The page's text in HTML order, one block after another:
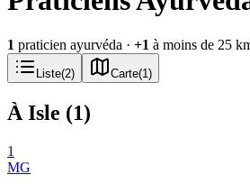
1 praticien ayurvéda · +1 à moins de 25
Liste(2) Carte(1 )
À Isle (1)
1
MG